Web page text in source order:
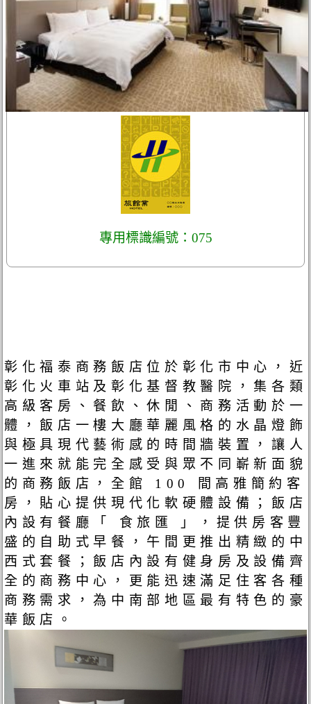
專用標識編號：075
彰化福泰商務飯店位於彰化市中心，近
彰化火車站及彰化基督教醫院，集各類
高級客房、餐飲、休閒、商務活動於一
體，飯店一樓大廳華麗風格的水晶燈飾
與極具現代藝術感的時間牆裝置，讓人
一進來就能完全感受與眾不同嶄新面貌
的商務飯店，全館 100 間高雅簡約客
房，貼心提供現代化軟硬體設備；飯店
內設有餐廳「 食旅匯 」，提供房客豐
盛的自助式早餐，午間更推出精緻的中
西式套餐；飯店內設有健身房及設備齊
全的商務中心，更能迅速滿足住客各種
商務需求，為中南部地區最有特色的豪
華飯店。